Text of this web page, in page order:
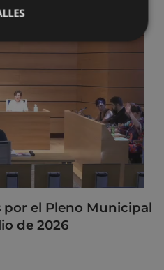
el Pleno Municipal
de 2026